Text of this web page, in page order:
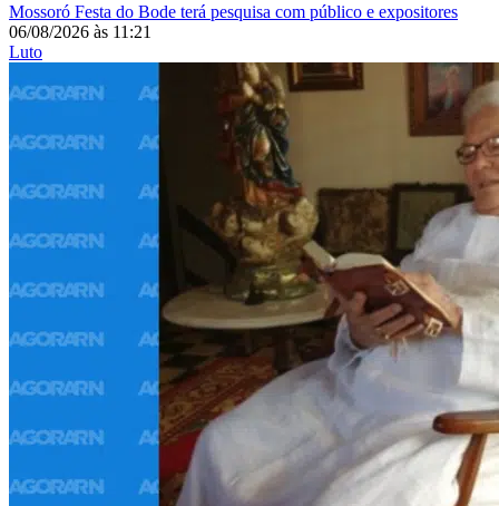
Mossoró Festa do Bode terá pesquisa com público e expositores
06/08/2026 às 11:21
Luto